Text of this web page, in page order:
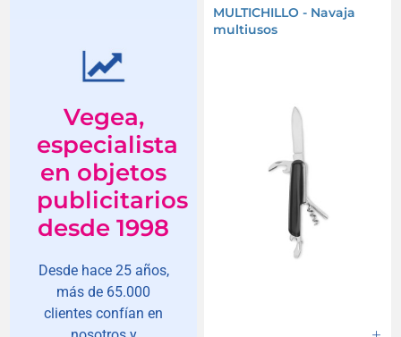
Vegea,
especialista
en objetos
publicitarios
desde 1998
Desde hace 25 años,
más de 65.000
clientes confían en
MULTICHILLO - Navaja
multiusos